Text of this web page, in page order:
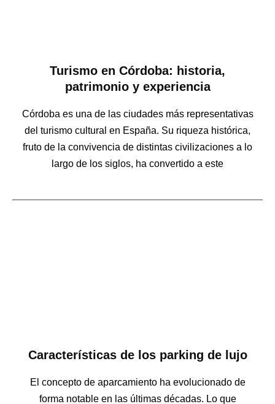
Turismo en Córdoba: historia,
patrimonio y experiencia
Córdoba es una de las ciudades más representativas
del turismo cultural en España. Su riqueza histórica,
fruto de la convivencia de distintas civilizaciones a lo
largo de los siglos, ha convertido a este
Características de los parking de lujo
El concepto de aparcamiento ha evolucionado de
forma notable en las últimas décadas. Lo que